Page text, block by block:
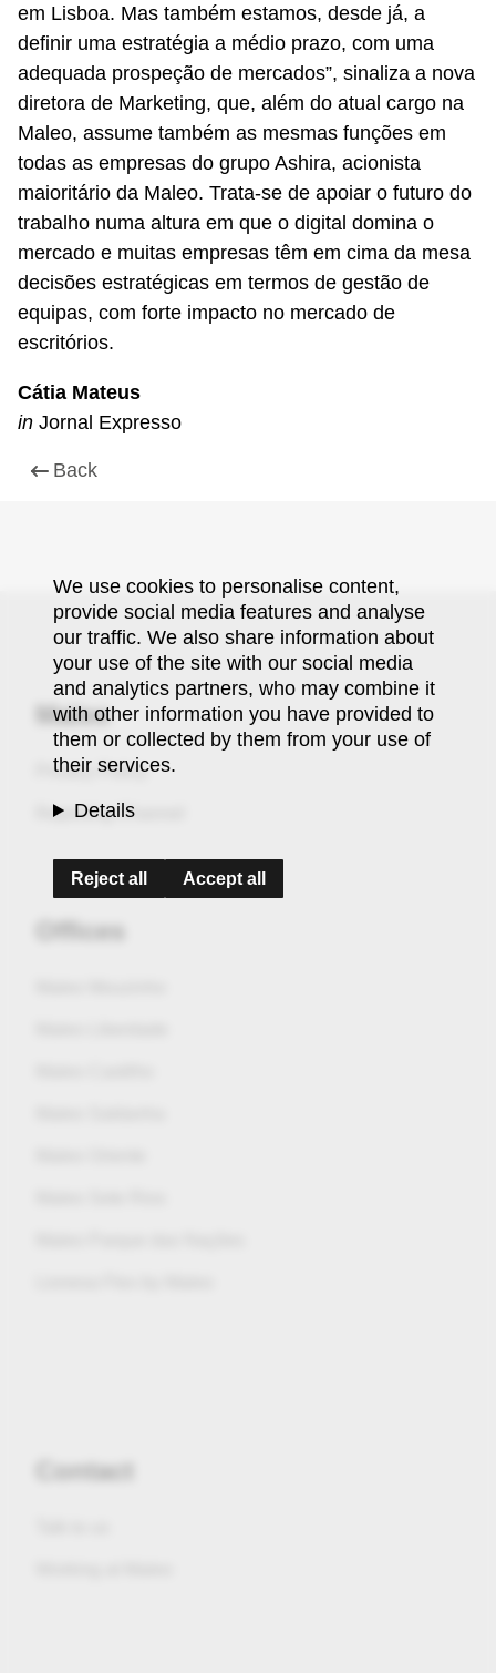
em Lisboa. Mas também estamos, desde já, a
definir uma estratégia a médio prazo, com uma
adequada prospeção de mercados”, sinaliza a nova
diretora de Marketing, que, além do atual cargo na
Maleo, assume também as mesmas funções em
todas as empresas do grupo Ashira, acionista
maioritário da Maleo. Trata-se de apoiar o futuro do
trabalho numa altura em que o digital domina o
mercado e muitas empresas têm em cima da mesa
decisões estratégicas em termos de gestão de
equipas, com forte impacto no mercado de
escritórios.
Cátia Mateus
in Jornal Expresso
Back
Maleo
Privacy Policy
Reporting Channel
Offices
Contact
We use cookies to personalise content,
provide social media features and analyse
our traffic. We also share information about
your use of the site with our social media
and analytics partners, who may combine it
with other information you have provided to
them or collected by them from your use of
their services.
Details
Reject all Accept all